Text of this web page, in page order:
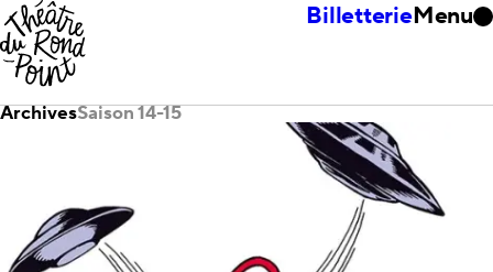
BilletterieMenu
ArchivesSaison 14-15